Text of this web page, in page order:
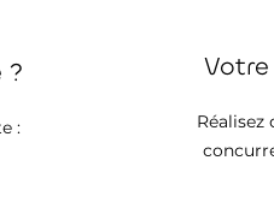
?
:
Réalisez